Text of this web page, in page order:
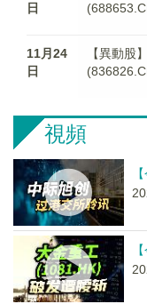
日
11月24
日
【異動股
視頻